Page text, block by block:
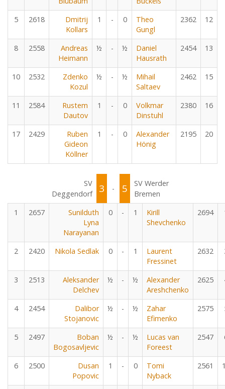
5 2618
Dmitrij
Kollars
1 - 0
Theo
Gungl
2362 12
8 2558
Andreas
Heimann
½ - ½
Daniel
Hausrath
2454 13
10 2532
Zdenko
Kozul
½ - ½
Mihail
Saltaev
2462 15
11 2584
Rustem
Dautov
1 - 0
Volkmar
Dinstuhl
2380 16
17 2429
Ruben
Gideon
Köllner
1 - 0
Alexander
Hönig
2195 20
SV
Deggendorf
3 - 5
SV Werder
Bremen
1
2657
Sunilduth
Lyna
Narayanan
0 - 1
Kirill
Shevchenko
2694
2 2420 Nikola Sedlak 0 - 1
Laurent
Fressinet
2632
3 2513
Aleksander
Delchev
½ - ½
Alexander
Areshchenko
2625
4 2454
Dalibor
Stojanovic
½ - ½
Zahar
Efimenko
2575
5 2497
Boban
Bogosavljevic
½ - ½
Lucas van
Foreest
2547
6 2500
Dusan
Popovic
1 - 0
Tomi
Nyback
2561